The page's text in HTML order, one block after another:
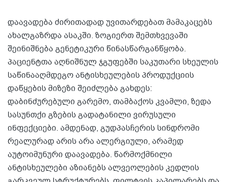
დაავადება ძირითადად უვითარდებათ მამაკაცებს
ახალგაზრდა ასაკში. ზოგიერთ შემთხვევაში
შეინიშნება გენეტიკური წინასწარგანწყობა.
პაციენტთა აღნიშნულ ჯგუფებში საკუთარი სხეულის
საწინააღმდეგო ანტისხეულების პროდუქციის
დაწყების მიზეზი შეიძლება გახდეს:
დაბინძურებული გარემო, თამბაქოს კვამლი, ზედა
სასუნთქი გზების გადატანილი ვირუსული
ინფექციები. ამდენად, გუდპასჩერის სინდრომი
რეალურად არის არა ალერგიული, არამედ
აუტოიმუნური დაავადება. წარმოქმნილი
ანტისხეულები აზიანებს ალვეოლების კედლის